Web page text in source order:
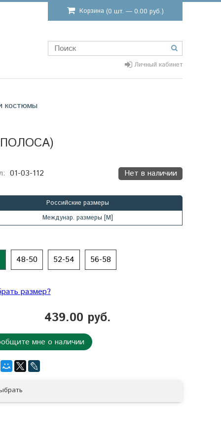
Корзина (0 шт. — 0.00 руб.)
Личный кабинет
костюмы
01-03-112 Нет в наличии
Российские размеры
Междунар. размеры [М]
48-50 52-54 56-58
размер?
439.00 руб.
мне о наличии